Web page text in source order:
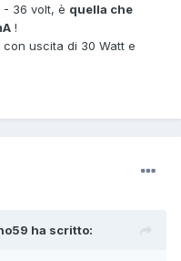
- 36 volt, è quella che
!
uscita di 30 Watt e
ha scritto: